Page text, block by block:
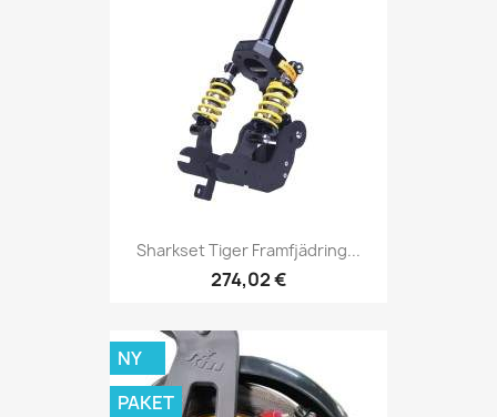
Sharkset Tiger Framfjädring...
274,02 €
NY
PAKET